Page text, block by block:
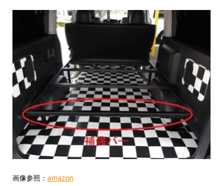
画像参照： amazon